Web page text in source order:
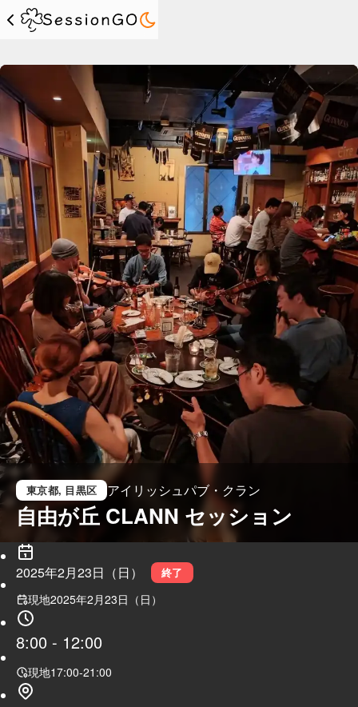
東京都, 目黒区 アイリッシュパブ・クラン
自由が丘 CLANN セッション
2025年2月23日（日） 終了
現地2025年2月23日（日）
8:00 - 12:00
現地17:00-21:00